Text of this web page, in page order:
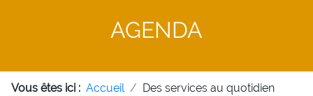
AGENDA
Vous êtes ici : Accueil
Des services au quotidien